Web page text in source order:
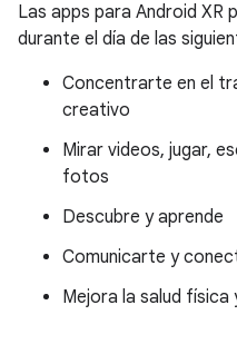
Las apps para Android XR
durante el día de las
Concentrarte en el
creativo
Mirar videos, jugar,
fotos
Descubre y aprende
Comunicarte y
Mejora la salud física